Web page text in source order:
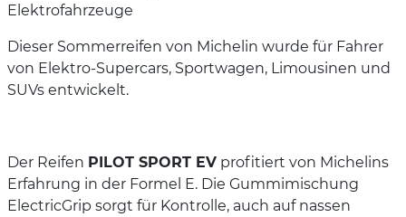
Elektrofahrzeuge
Dieser Sommerreifen von Michelin wurde für Fahrer
von Elektro-Supercars, Sportwagen, Limousinen und
SUVs entwickelt.
Der Reifen PILOT SPORT EV profitiert von Michelins
Erfahrung in der Formel E. Die Gummimischung
ElectricGrip sorgt für Kontrolle, auch auf nassen